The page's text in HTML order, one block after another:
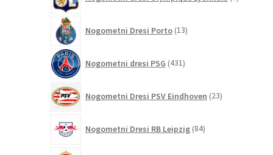
izdelki
Nogometni Dresi Porto 13izdelkov
Nogometni dresi PSG 431izdelkov
Nogometni Dresi PSV Eindhoven 23izdelkov
Nogometni Dresi RB Leipzig 84izdelkov